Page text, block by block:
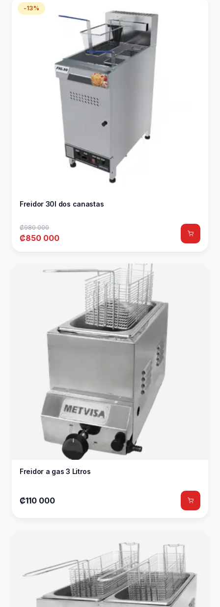
-13%
Freidor 30l dos canastas
₡980 000
₡850 000
Freidor a gas 3 Litros
₡110 000